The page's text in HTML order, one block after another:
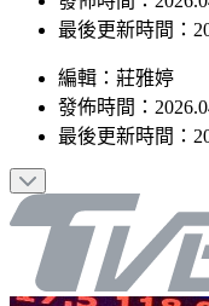
最後更新時間：
編輯 ： 莊雅婷
發佈時間：
最後更新時間：